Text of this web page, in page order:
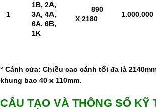
1
1B, 2A,
3A, 4A,
6A, 6B,
1K
890
X 2180
1.000.000
° Cánh cửa: Chiều cao cánh tối đa là
khung bao 40 x 110mm.
CẤU TẠO VÀ THÔNG SỐ KỸ